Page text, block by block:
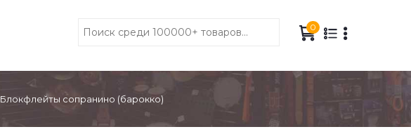
0
Блокфлейты сопранино (барокко)